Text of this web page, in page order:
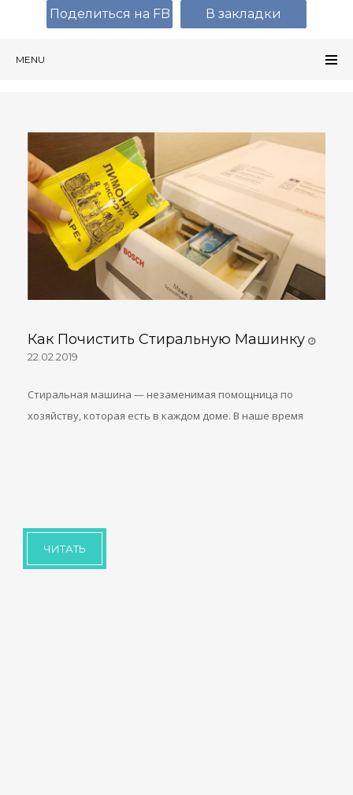
MENU
Как Почистить Стиральную Машинку
22.02.2019
Стиральная машина — незаменимая помощница по
хозяйству, которая есть в каждом доме. В наше время
ЧИТАТЬ
Поделиться на FB В закладки